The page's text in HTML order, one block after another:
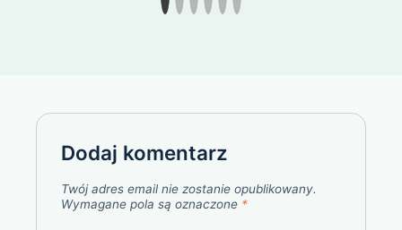
Dodaj komentarz
Twój adres email nie zostanie opublikowany.
Wymagane pola są oznaczone *